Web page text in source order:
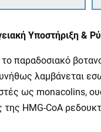
Υποστήριξη &
παραδοσιακό
λαμβάνεται
ως monacolins,
HMG-CoA